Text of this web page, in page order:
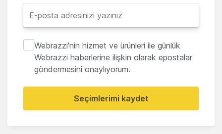
Webrazzi'nin hizmet ve ürünleri ile günlük
Webrazzi haberlerine ilişkin olarak epostalar
göndermesini onaylıyorum.
Seçimlerimi kaydet